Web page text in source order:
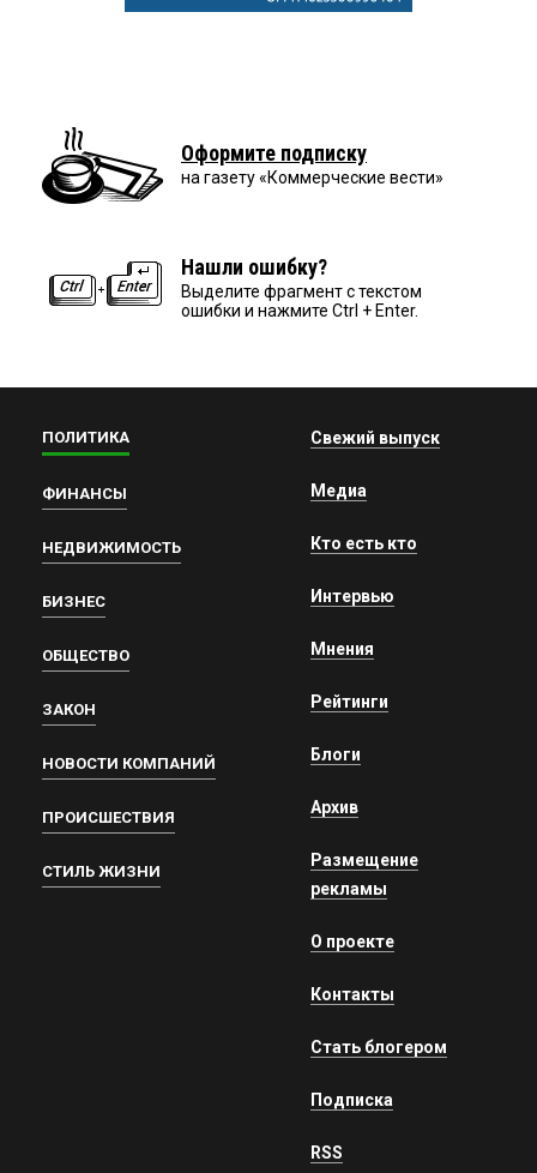
Оформите подписку
на газету «Коммерческие вести»
Нашли ошибку?
Выделите фрагмент с текстом
ошибки и нажмите Ctrl + Enter.
ПОЛИТИКА
ФИНАНСЫ
НЕДВИЖИМОСТЬ
БИЗНЕС
ОБЩЕСТВО
ЗАКОН
НОВОСТИ КОМПАНИЙ
ПРОИСШЕСТВИЯ
СТИЛЬ ЖИЗНИ
Свежий выпуск
Медиа
Кто есть кто
Интервью
Мнения
Рейтинги
Блоги
Архив
Размещение
рекламы
О проекте
Контакты
Стать блогером
Подписка
RSS